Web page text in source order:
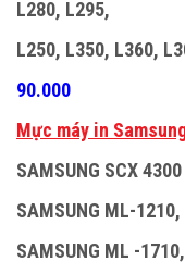
L280, L295,
L250, L350, L360,
90.000
Mực máy in
SAMSUNG SCX
SAMSUNG ML-
SAMSUNG ML -